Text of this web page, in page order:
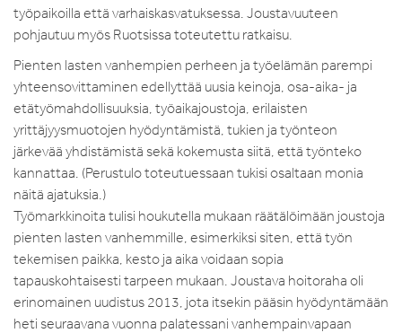
työpaikoilla että varhaiskasvatuksessa. Joustavuuteen
pohjautuu myös Ruotsissa toteutettu ratkaisu.
Pienten lasten vanhempien perheen ja työelämän parempi
yhteensovittaminen edellyttää uusia keinoja, osa-aika- ja
etätyömahdollisuuksia, työaikajoustoja, erilaisten
yrittäjyysmuotojen hyödyntämistä, tukien ja työnteon
järkevää yhdistämistä sekä kokemusta siitä, että työnteko
kannattaa. (Perustulo toteutuessaan tukisi osaltaan monia
näitä ajatuksia.)
Työmarkkinoita tulisi houkutella mukaan räätälöimään joustoja
pienten lasten vanhemmille, esimerkiksi siten, että työn
tekemisen paikka, kesto ja aika voidaan sopia
tapauskohtaisesti tarpeen mukaan. Joustava hoitoraha oli
erinomainen uudistus 2013, jota itsekin pääsin hyödyntämään
heti seuraavana vuonna palatessani vanhempainvapaan